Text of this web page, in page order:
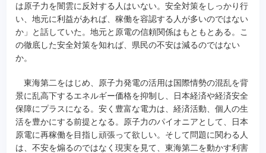
は原子力を闇雲に反対する人はいない。安全対策をしっかり行
い、地元に利益があれば、稼働を容認する人が多いのではない
か」と話していた。地元と原電の信頼関係はもともとある。こ
の徹底した安全対策を知れば、県民の不安は減るのではない
か。
東海第二をはじめ、原子力発電の活用は国際情勢の混乱を背
景に乱高下するエネルギー価格を抑制し、日本経済や経済安全
保障にプラスになる。安く豊富な電力は、経済活動、個人の生
活を豊かにする前提となる。原子力のパイオニアとして、日本
原電に再稼働を目指し頑張って欲しい。そして問題に関わる人
は、不安を煽るのではなく現実を見て、東海第二を動かす利害